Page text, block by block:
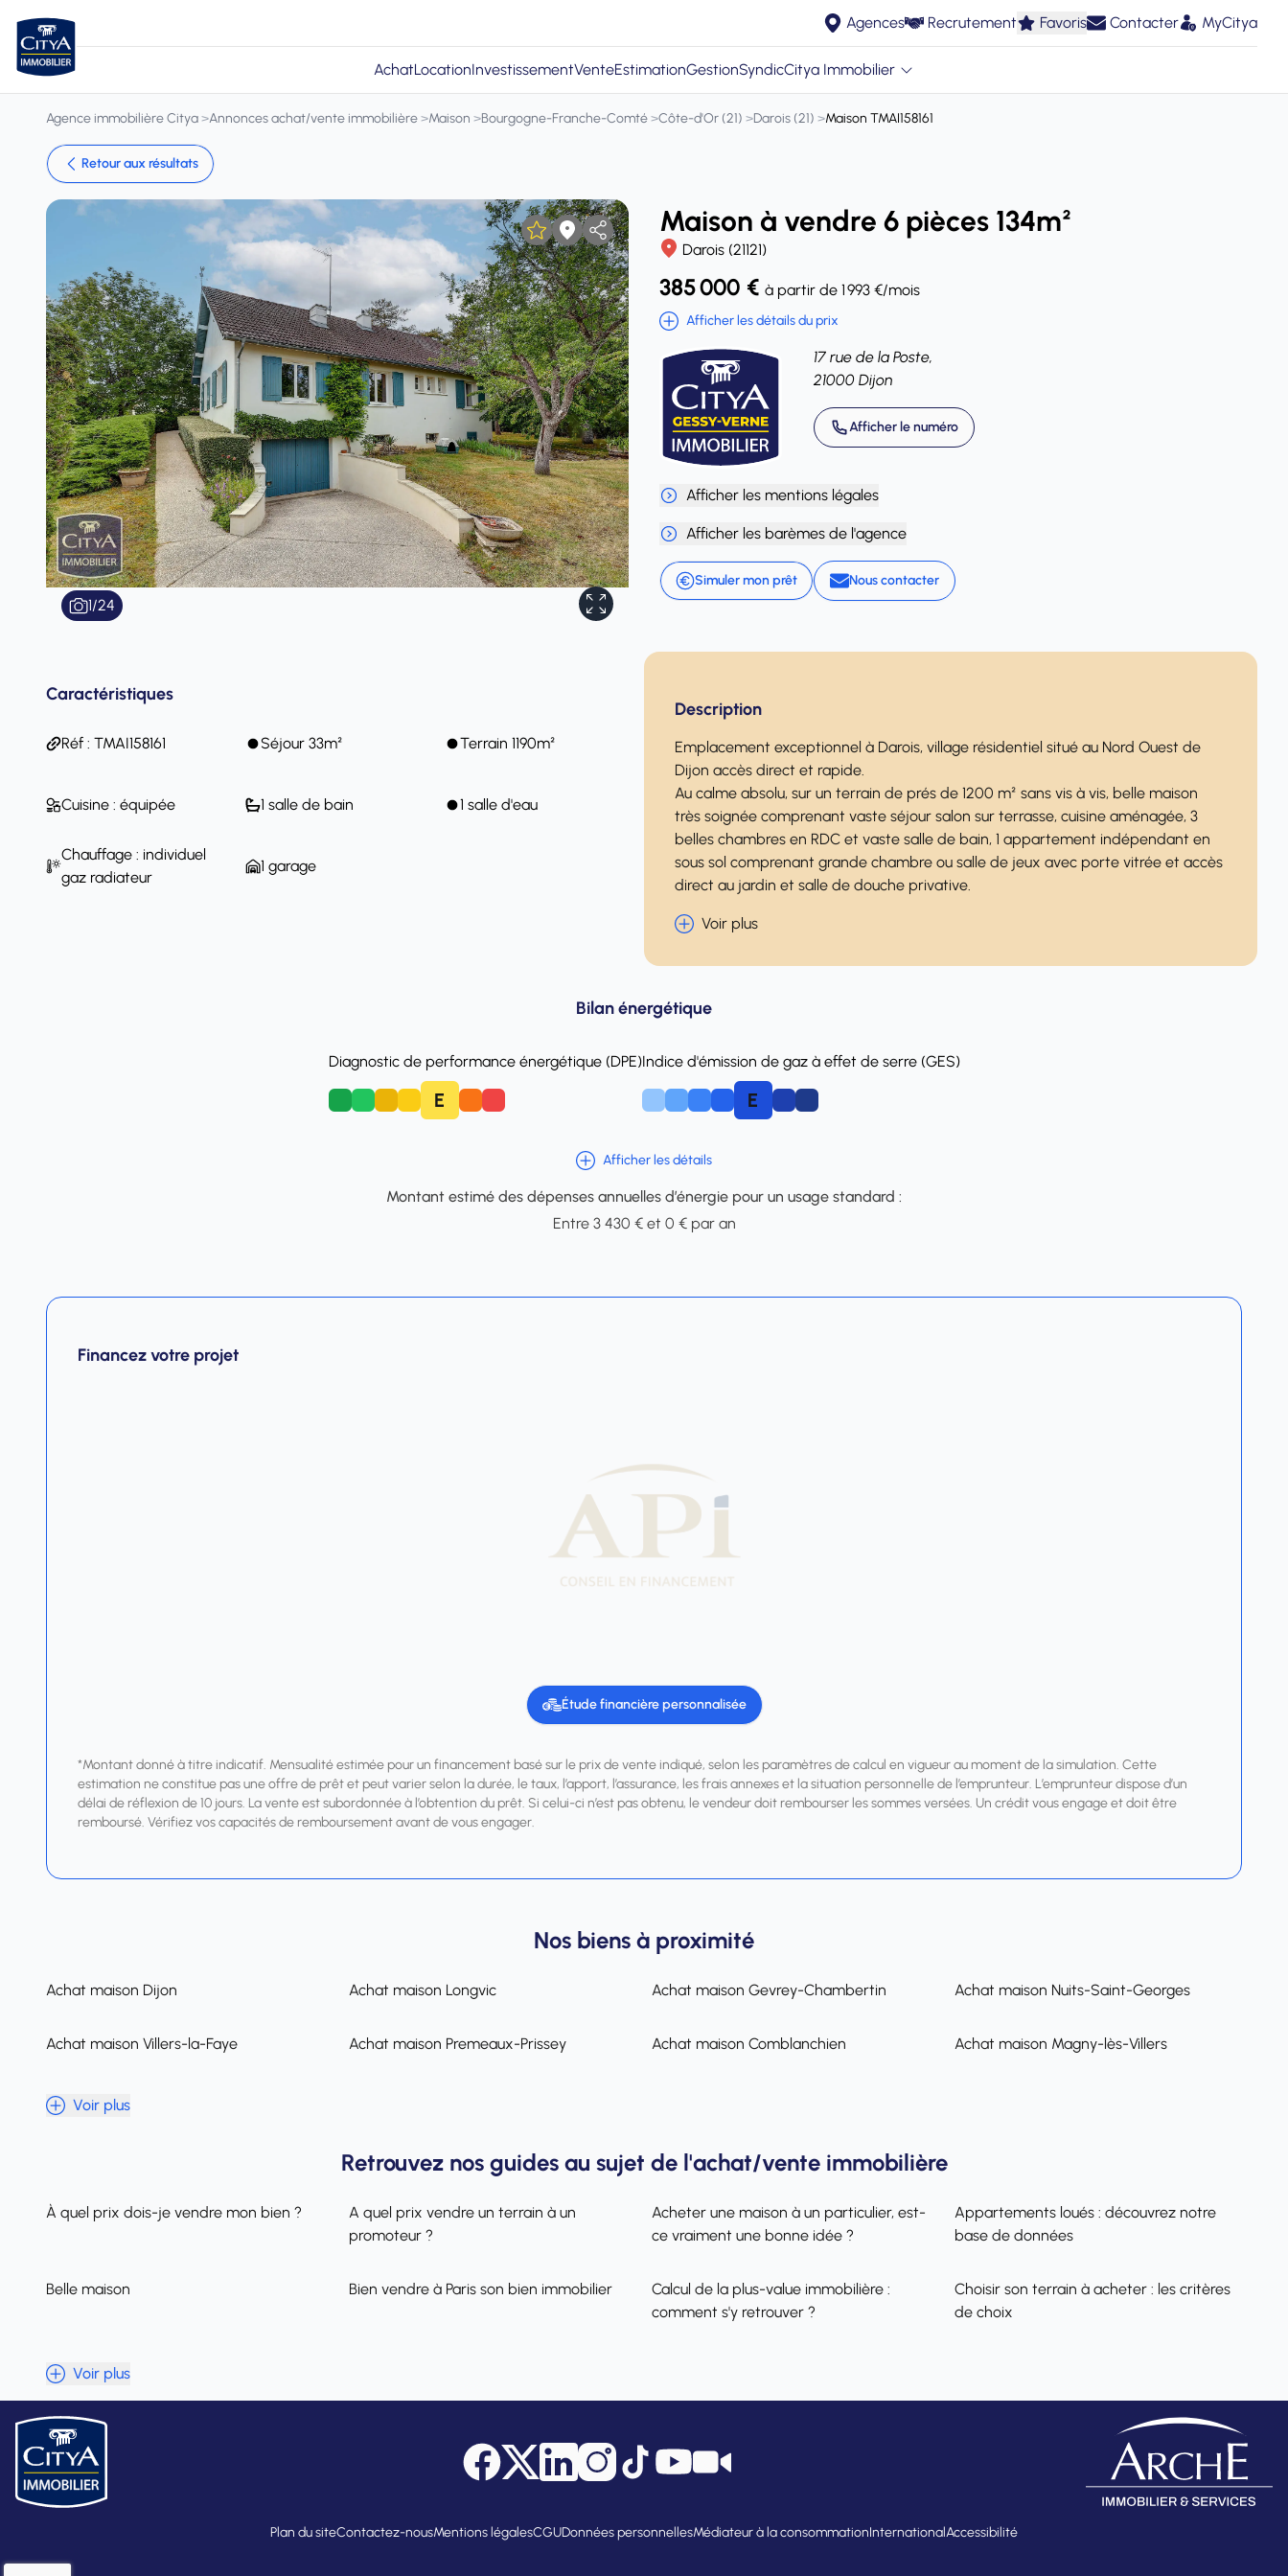
AchatLocationInvestissementVenteEstimationGestionSyndicCitya Immobilier
Agences Recrutement Favoris Contacter MyCitya
Agence immobilière Citya>Annonces achat/vente immobilière>Maison >Bourgogne-Franche-Comté>Côte-d'Or (21) >Darois (21) >Maison TMAI158161
Retour aux résultats
1/24
Maison à vendre 6 pièces 134m²
Darois (21121)
385 000 € à partir de 1 993 €/mois
Afficher les détails du prix
17 rue de la Poste,
21000 Dijon
Afficher le numéro
Afficher les mentions légales
Afficher les barèmes de l'agence
Simuler mon prêt Nous contacter
Caractéristiques
Réf : TMAI158161 Séjour 33m² Terrain 1190m²
Cuisine : équipée 1 salle de bain 1 salle d'eau
Chauffage : individuel
gaz radiateur
1 garage
Description
Emplacement exceptionnel à Darois, village résidentiel situé au Nord Ouest de
Dijon accès direct et rapide.
Au calme absolu, sur un terrain de prés de 1200 m² sans vis à vis, belle maison
très soignée comprenant vaste séjour salon sur terrasse, cuisine aménagée, 3
belles chambres en RDC et vaste salle de bain, 1 appartement indépendant en
sous sol comprenant grande chambre ou salle de jeux avec porte vitrée et accès
direct au jardin et salle de douche privative.
Voir plus
Bilan énergétique
Diagnostic de performance énergétique (DPE)
E
Indice d'émission de gaz à effet de serre (GES)
E
Afficher les détails
Montant estimé des dépenses annuelles d’énergie pour un usage standard :
Entre 3 430 € et 0 € par an
Financez votre projet
Étude financière personnalisée
*Montant donné à titre indicatif. Mensualité estimée pour un financement basé sur le prix de vente indiqué, selon les paramètres de calcul en vigueur au moment de la simulation. Cette
estimation ne constitue pas une offre de prêt et peut varier selon la durée, le taux, l’apport, l’assurance, les frais annexes et la situation personnelle de l’emprunteur. L’emprunteur dispose d’un
délai de réflexion de 10 jours. La vente est subordonnée à l’obtention du prêt. Si celui-ci n’est pas obtenu, le vendeur doit rembourser les sommes versées. Un crédit vous engage et doit être
remboursé. Vérifiez vos capacités de remboursement avant de vous engager.
Nos biens à proximité
Achat maison Dijon Achat maison Longvic Achat maison Gevrey-Chambertin Achat maison Nuits-Saint-Georges
Achat maison Villers-la-Faye Achat maison Premeaux-Prissey Achat maison Comblanchien Achat maison Magny-lès-Villers
Voir plus
Retrouvez nos guides au sujet de l'achat/vente immobilière
À quel prix dois-je vendre mon bien ?
A quel prix vendre un terrain à un
promoteur ?
Acheter une maison à un particulier, est-
ce vraiment une bonne idée ?
Appartements loués : découvrez notre
base de données
Belle maison Bien vendre à Paris son bien immobilier
Calcul de la plus-value immobilière :
comment s'y retrouver ?
Choisir son terrain à acheter : les critères
de choix
Voir plus
Facebook
TwitterLinkedInInstagram
Tik TokYouTubeCitya Tube
Plan du siteContactez-nousMentions légalesCGUDonnées personnellesMédiateur à la consommationInternationalAccessibilité